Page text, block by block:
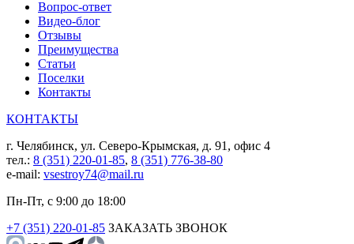
Вопрос-ответ
Видео-блог
Отзывы
Преимущества
Статьи
Поселки
Контакты
КОНТАКТЫ
г. Челябинск, ул. Северо-Крымская, д. 91, офис 4
тел.: 8 (351) 220-01-85, 8 (351) 776-38-80
e-mail: vsestroy74@mail.ru
Пн-Пт, с 9:00 до 18:00
+7 (351) 220-01-85 ЗАКАЗАТЬ ЗВОНОК